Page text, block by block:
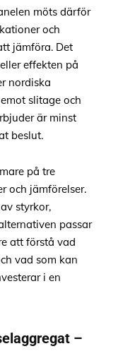
möts därför
och
jämföra. Det
effekten på
nordiska
slitage och
är minst
beslut.
på tre
och jämförelser.
styrkor,
passar
att förstå vad
vad som kan
i en
–